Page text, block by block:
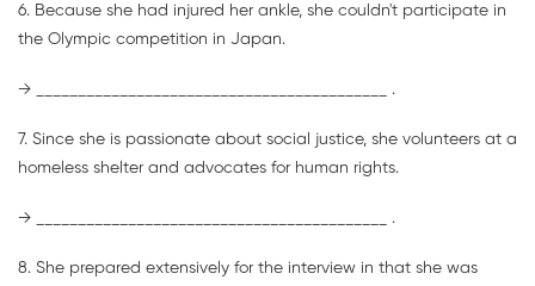
6. Because she had injured her ankle, she couldn't participate in
the Olympic competition in Japan.
→ __________________________________________ .
7. Since she is passionate about social justice, she volunteers at a
homeless shelter and advocates for human rights.
→ __________________________________________ .
8. She prepared extensively for the interview in that she was